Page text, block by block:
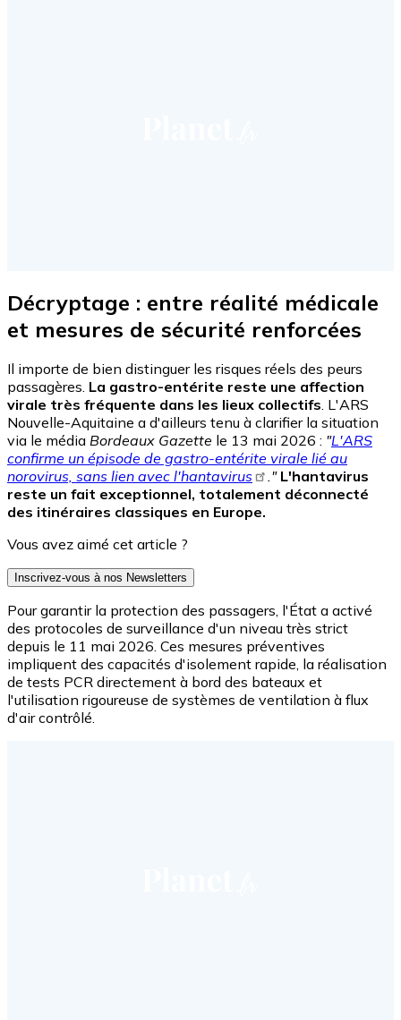
Décryptage : entre réalité médicale
et mesures de sécurité renforcées
Il importe de bien distinguer les risques réels des peurs
passagères. La gastro-entérite reste une affection
virale très fréquente dans les lieux collectifs. L'ARS
Nouvelle-Aquitaine a d'ailleurs tenu à clarifier la situation
via le média Bordeaux Gazette le 13 mai 2026 : "L'ARS
confirme un épisode de gastro-entérite virale lié au
norovirus, sans lien avec l'hantavirus
." L'hantavirus
reste un fait exceptionnel, totalement déconnecté
des itinéraires classiques en Europe.
Vous avez aimé cet article ?
Inscrivez-vous à nos Newsletters
Pour garantir la protection des passagers, l'État a activé
des protocoles de surveillance d'un niveau très strict
depuis le 11 mai 2026. Ces mesures préventives
impliquent des capacités d'isolement rapide, la réalisation
de tests PCR directement à bord des bateaux et
l'utilisation rigoureuse de systèmes de ventilation à flux
d'air contrôlé.